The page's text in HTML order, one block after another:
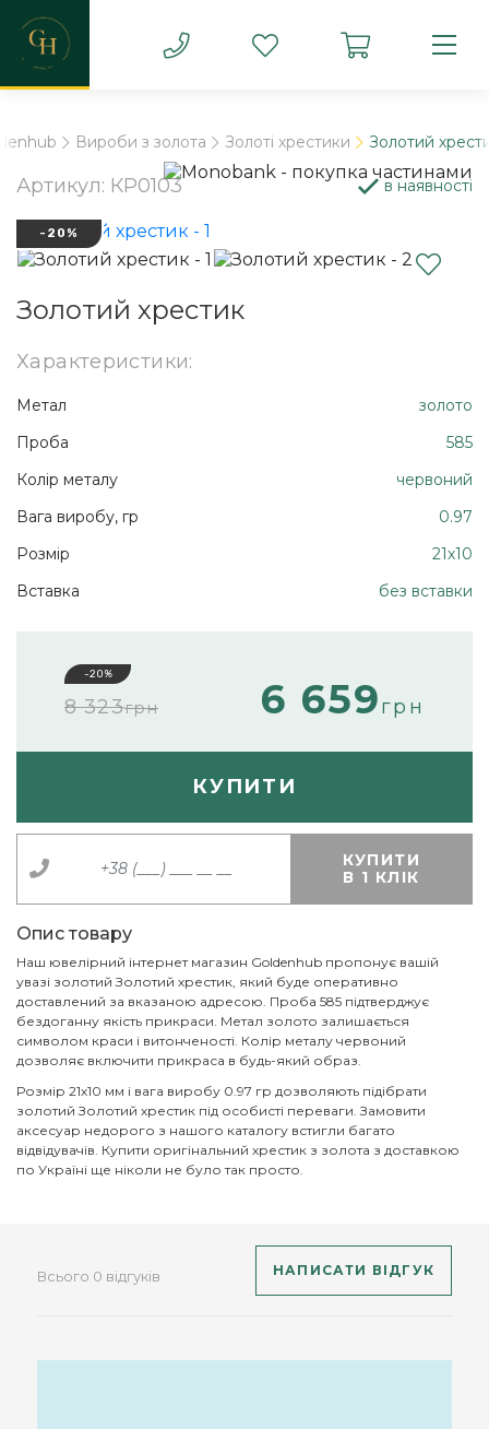
Вироби з золота Золоті хрестики Золотий
Золотий хрестик
-20%
Артикул: КР0103 в наявності
Характеристики:
Метал
золото
Проба
585
Колір металу
червоний
Вага виробу, гр
0.97
Розмір
21х10
Вставка
без вставки
-20%
8 323грн 6 659грн
КУПИТИ
КУПИТИ
В 1 КЛІК
Опис товару
Наш ювелірний інтернет магазин Goldenhub пропонує вашій
увазі золотий Золотий хрестик, який буде оперативно
доставлений за вказаною адресою. Проба 585 підтверджує
бездоганну якість прикраси. Метал золото залишається
символом краси і витонченості. Колір металу червоний
дозволяє включити прикраса в будь-який образ.
Розмір 21х10 мм і вага виробу 0.97 гр дозволяють підібрати
золотий Золотий хрестик під особисті переваги. Замовити
аксесуар недорого з нашого каталогу встигли багато
відвідувачів. Купити оригінальний хрестик з золота з доставкою
по Україні ще ніколи не було так просто.
Всього 0 відгуків НАПИСАТИ ВІДГУК